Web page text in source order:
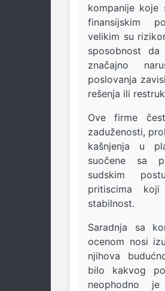
kompanije koje
finansijskim
velikim su
sposobnost
značajno
poslovanja
rešenja ili
Ove firme
zaduženosti,
kašnjenja u
suočene sa
sudskim
pritiscima koji
stabilnost.
Saradnja sa
ocenom nosi
njihova
bilo kakvog
neophodno